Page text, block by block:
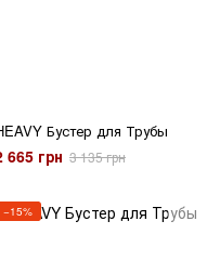
Бустер для Трубы
665 грн 3 135 грн
−15%